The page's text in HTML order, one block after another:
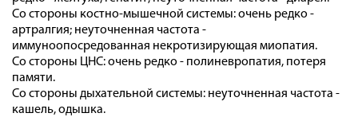
Со стороны костно-мышечной системы: очень редко -
артралгия; неуточненная частота -
иммуноопосредованная некротизирующая миопатия.
Со стороны ЦНС: очень редко - полиневропатия, потеря
памяти.
Со стороны дыхательной системы: неуточненная частота -
кашель, одышка.